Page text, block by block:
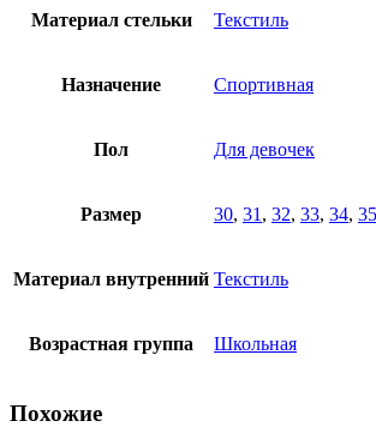
Материал стельки Текстиль
Назначение Спортивная
Пол Для девочек
Размер 30, 31 , 32, 33, 34, 35
Материал внутренний Текстиль
Возрастная группа Школьная
Похожие